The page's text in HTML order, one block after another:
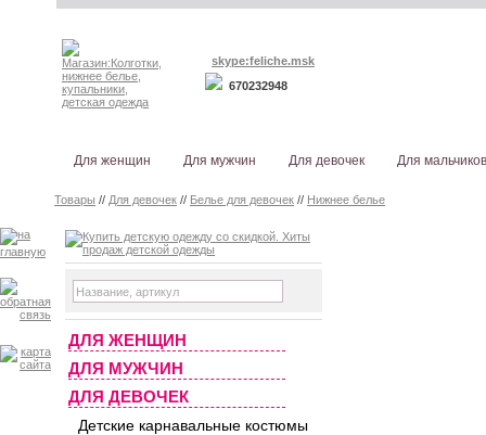
skype:feliche.msk
670232948
Для женщин Для мужчин Для девочек Для мальчиков
Товары // Для девочек // Белье для девочек // Нижнее белье
ДЛЯ ЖЕНЩИН
ДЛЯ МУЖЧИН
ДЛЯ ДЕВОЧЕК
Детские карнавальные костюмы